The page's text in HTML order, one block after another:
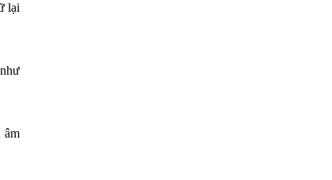
lại
âm